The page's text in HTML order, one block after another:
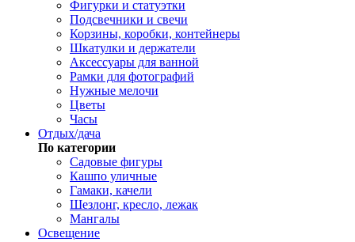
Фигурки и статуэтки
Подсвечники и свечи
Корзины, коробки, контейнеры
Шкатулки и держатели
Аксессуары для ванной
Рамки для фотографий
Нужные мелочи
Цветы
Часы
Отдых/дача
По категории
Садовые фигуры
Кашпо уличные
Гамаки, качели
Шезлонг, кресло, лежак
Мангалы
Освещение